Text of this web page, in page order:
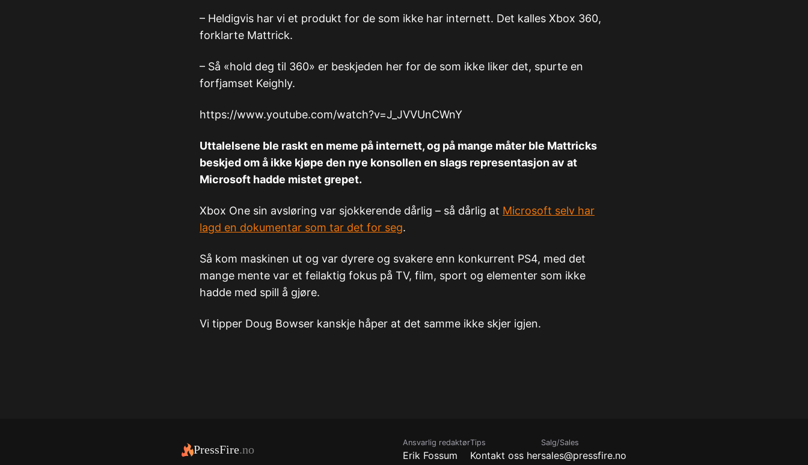
– Heldigvis har vi et produkt for de som ikke har internett. Det kalles Xbox 360,
forklarte Mattrick.
– Så «hold deg til 360» er beskjeden her for de som ikke liker det, spurte en
forfjamset Keighly.
https://www.youtube.com/watch?v=J_JVVUnCWnY
Uttalelsene ble raskt en meme på internett, og på mange måter ble Mattricks
beskjed om å ikke kjøpe den nye konsollen en slags representasjon av at
Microsoft hadde mistet grepet.
Xbox One sin avsløring var sjokkerende dårlig – så dårlig at Microsoft selv har
lagd en dokumentar som tar det for seg.
Så kom maskinen ut og var dyrere og svakere enn konkurrent PS4, med det
mange mente var et feilaktig fokus på TV, film, sport og elementer som ikke
hadde med spill å gjøre.
Vi tipper Doug Bowser kanskje håper at det samme ikke skjer igjen.
PressFire.no
Ansvarlig redaktør
Erik Fossum
Tips
Kontakt oss her
Salg/Sales
sales@pressfire.no